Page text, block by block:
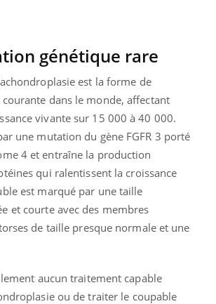
génétique rare
est la forme de
dans le monde, affectant
vivante sur 15 000 à 40 000.
une mutation du gène FGFR 3 porté
4 et entraîne la production
qui ralentissent la croissance
est marqué par une taille
et courte avec des membres
de taille presque normale et une
aucun traitement capable
ou de traiter le coupable